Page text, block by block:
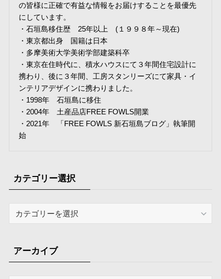
の皆様に正確で有益な情報をお届けすることを最優先
にしています。
・石垣島移住歴 25年以上 (１９９８年～現在)
・東京都出身 国籍は日本
・多摩美術大学美術学部建築科卒
・東京在住時代に、積水ハウスにて３年間住宅設計に
携わり、後に３年間、工房スタンリーズにて家具・イ
ンテリアデザインに携わりました。
・1998年 石垣島に移住
・2004年 土産品店FREE FOWLS開業
・2021年 「FREE FOWLS 新石垣島ブログ」執筆開
始
カテゴリー選択
リ
ー
アーカイブ